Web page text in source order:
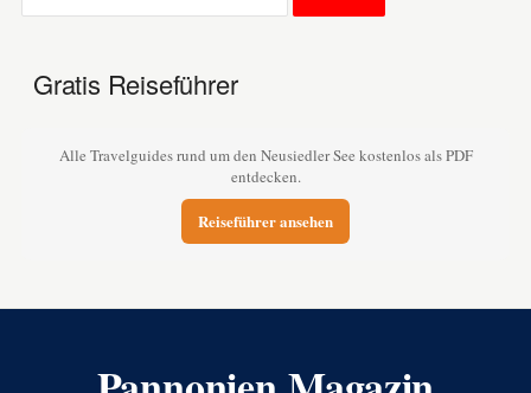
Gratis Reiseführer
Alle Travelguides rund um den Neusiedler See kostenlos als PDF
entdecken.
Reiseführer ansehen